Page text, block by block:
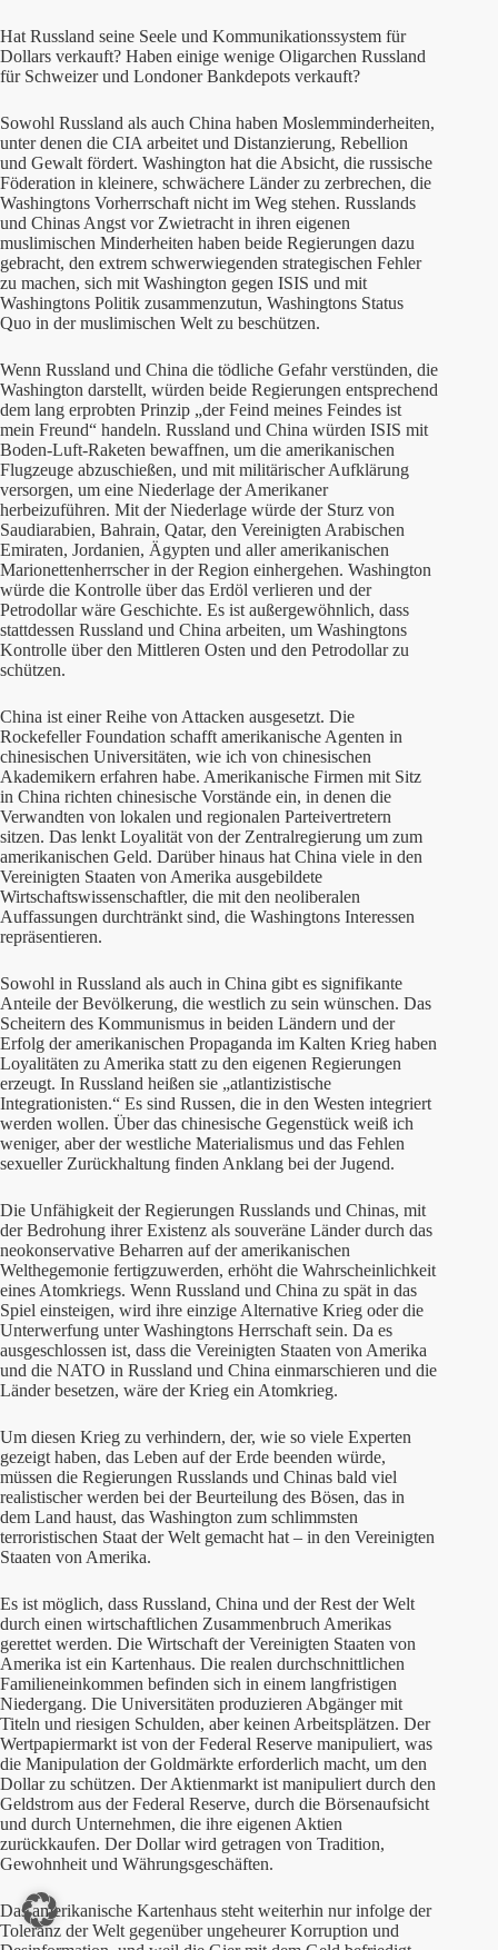
Hat Russland seine Seele und Kommunikationssystem für
Dollars verkauft? Haben einige wenige Oligarchen Russland
für Schweizer und Londoner Bankdepots verkauft?
Sowohl Russland als auch China haben Moslemminderheiten,
unter denen die CIA arbeitet und Distanzierung, Rebellion
und Gewalt fördert. Washington hat die Absicht, die russische
Föderation in kleinere, schwächere Länder zu zerbrechen, die
Washingtons Vorherrschaft nicht im Weg stehen. Russlands
und Chinas Angst vor Zwietracht in ihren eigenen
muslimischen Minderheiten haben beide Regierungen dazu
gebracht, den extrem schwerwiegenden strategischen Fehler
zu machen, sich mit Washington gegen ISIS und mit
Washingtons Politik zusammenzutun, Washingtons Status
Quo in der muslimischen Welt zu beschützen.
Wenn Russland und China die tödliche Gefahr verstünden, die
Washington darstellt, würden beide Regierungen entsprechend
dem lang erprobten Prinzip „der Feind meines Feindes ist
mein Freund“ handeln. Russland und China würden ISIS mit
Boden-Luft-Raketen bewaffnen, um die amerikanischen
Flugzeuge abzuschießen, und mit militärischer Aufklärung
versorgen, um eine Niederlage der Amerikaner
herbeizuführen. Mit der Niederlage würde der Sturz von
Saudiarabien, Bahrain, Qatar, den Vereinigten Arabischen
Emiraten, Jordanien, Ägypten und aller amerikanischen
Marionettenherrscher in der Region einhergehen. Washington
würde die Kontrolle über das Erdöl verlieren und der
Petrodollar wäre Geschichte. Es ist außergewöhnlich, dass
stattdessen Russland und China arbeiten, um Washingtons
Kontrolle über den Mittleren Osten und den Petrodollar zu
schützen.
China ist einer Reihe von Attacken ausgesetzt. Die
Rockefeller Foundation schafft amerikanische Agenten in
chinesischen Universitäten, wie ich von chinesischen
Akademikern erfahren habe. Amerikanische Firmen mit Sitz
in China richten chinesische Vorstände ein, in denen die
Verwandten von lokalen und regionalen Parteivertretern
sitzen. Das lenkt Loyalität von der Zentralregierung um zum
amerikanischen Geld. Darüber hinaus hat China viele in den
Vereinigten Staaten von Amerika ausgebildete
Wirtschaftswissenschaftler, die mit den neoliberalen
Auffassungen durchtränkt sind, die Washingtons Interessen
repräsentieren.
Sowohl in Russland als auch in China gibt es signifikante
Anteile der Bevölkerung, die westlich zu sein wünschen. Das
Scheitern des Kommunismus in beiden Ländern und der
Erfolg der amerikanischen Propaganda im Kalten Krieg haben
Loyalitäten zu Amerika statt zu den eigenen Regierungen
erzeugt. In Russland heißen sie „atlantizistische
Integrationisten.“ Es sind Russen, die in den Westen integriert
werden wollen. Über das chinesische Gegenstück weiß ich
weniger, aber der westliche Materialismus und das Fehlen
sexueller Zurückhaltung finden Anklang bei der Jugend.
Die Unfähigkeit der Regierungen Russlands und Chinas, mit
der Bedrohung ihrer Existenz als souveräne Länder durch das
neokonservative Beharren auf der amerikanischen
Welthegemonie fertigzuwerden, erhöht die Wahrscheinlichkeit
eines Atomkriegs. Wenn Russland und China zu spät in das
Spiel einsteigen, wird ihre einzige Alternative Krieg oder die
Unterwerfung unter Washingtons Herrschaft sein. Da es
ausgeschlossen ist, dass die Vereinigten Staaten von Amerika
und die NATO in Russland und China einmarschieren und die
Länder besetzen, wäre der Krieg ein Atomkrieg.
Um diesen Krieg zu verhindern, der, wie so viele Experten
gezeigt haben, das Leben auf der Erde beenden würde,
müssen die Regierungen Russlands und Chinas bald viel
realistischer werden bei der Beurteilung des Bösen, das in
dem Land haust, das Washington zum schlimmsten
terroristischen Staat der Welt gemacht hat – in den Vereinigten
Staaten von Amerika.
Es ist möglich, dass Russland, China und der Rest der Welt
durch einen wirtschaftlichen Zusammenbruch Amerikas
gerettet werden. Die Wirtschaft der Vereinigten Staaten von
Amerika ist ein Kartenhaus. Die realen durchschnittlichen
Familieneinkommen befinden sich in einem langfristigen
Niedergang. Die Universitäten produzieren Abgänger mit
Titeln und riesigen Schulden, aber keinen Arbeitsplätzen. Der
Wertpapiermarkt ist von der Federal Reserve manipuliert, was
die Manipulation der Goldmärkte erforderlich macht, um den
Dollar zu schützen. Der Aktienmarkt ist manipuliert durch den
Geldstrom aus der Federal Reserve, durch die Börsenaufsicht
und durch Unternehmen, die ihre eigenen Aktien
zurückkaufen. Der Dollar wird getragen von Tradition,
Gewohnheit und Währungsgeschäften.
Das amerikanische Kartenhaus steht weiterhin nur infolge der
Toleranz der Welt gegenüber ungeheurer Korruption und